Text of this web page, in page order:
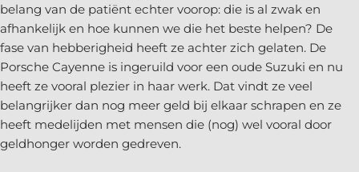
belang van de patiënt echter voorop: die is al zwak en
afhankelijk en hoe kunnen we die het beste helpen? De
fase van hebberigheid heeft ze achter zich gelaten. De
Porsche Cayenne is ingeruild voor een oude Suzuki en nu
heeft ze vooral plezier in haar werk. Dat vindt ze veel
belangrijker dan nog meer geld bij elkaar schrapen en ze
heeft medelijden met mensen die (nog) wel vooral door
geldhonger worden gedreven.